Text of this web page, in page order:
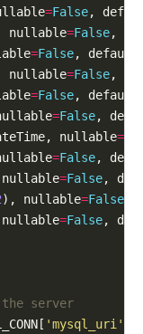
=False,
nullable=False,
=False, default
nullable=False,
=False, default
=False,
nullable=
=False,
=False,
), nullable=False
=False,
server
'mysql_uri'